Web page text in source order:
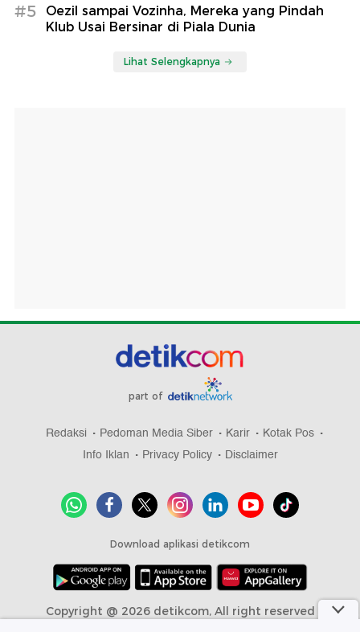
#5
Oezil sampai Vozinha, Mereka yang Pindah
Klub Usai Bersinar di Piala Dunia
Lihat Selengkapnya
part of
Redaksi Pedoman Media Siber Karir
Kotak Pos
Info Iklan
Privacy Policy Disclaimer
Download aplikasi detikcom
Copyright @ 2026 detikcom, All right reserved